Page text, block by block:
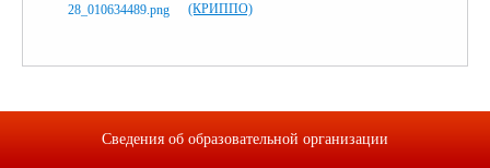
(КРИППО)
Сведения об образовательной организации